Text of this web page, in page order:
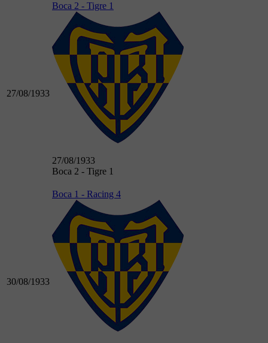
27/08/1933
Boca 2 - Tigre 1
27/08/1933
Boca 2 - Tigre 1
30/08/1933
Boca 1 - Racing 4